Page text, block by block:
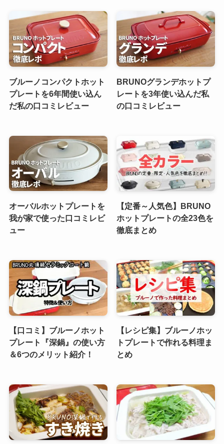
ブルーノコンパクトホット
プレートを6年間使い込ん
だ私の口コミレビュー
BRUNOグランデホットプ
レートを3年使い込んだ私
の口コミレビュー
オーバルホットプレートを
我が家で使った口コミレビ
ュー
【定番～人気色】BRUNO
ホットプレートの全23色を
徹底まとめ
【口コミ】ブルーノホット
プレート『深鍋』の使い方
＆6つのメリット紹介！
【レシピ集】ブルーノホッ
トプレートで作れる料理ま
とめ